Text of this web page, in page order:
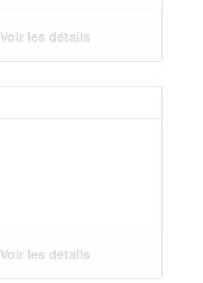
Voir les détails
Voir les détails